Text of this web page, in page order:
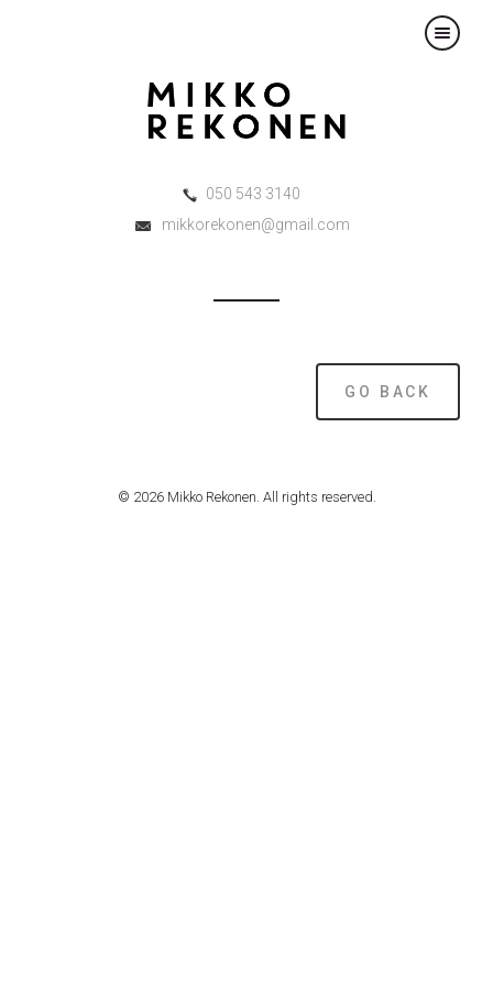
×
050 543 3140
mikkorekonen@gmail.com
GO BACK
© 2026 Mikko Rekonen. All rights reserved.